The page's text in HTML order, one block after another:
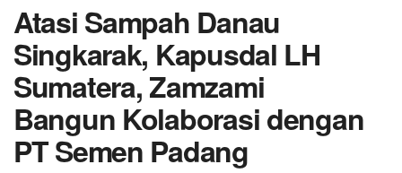
Atasi Sampah Danau
Singkarak, Kapusdal LH
Sumatera, Zamzami
Bangun Kolaborasi dengan
PT Semen Padang